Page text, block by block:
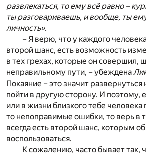
развлекаться, то ему всё равно –
ты разговариваешь, и вообще, ты
личность».
– Я верю, что у каждого
второй шанс, есть возможность
в тех грехах, которые он совершил,
неправильному пути, – убеждена
Покаяние – это значит развернуться
пойти в другую сторону. И поэтому,
или в жизни близкого тебе человека
то непоправимые ошибки, то верь в
всегда есть второй шанс, которым
воспользоваться.
К сожалению, часто бывает так,